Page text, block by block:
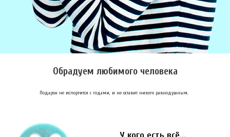
Обрадуем любимого человека
Подарок не испортится с годами, и не оставит никого равнодушным.